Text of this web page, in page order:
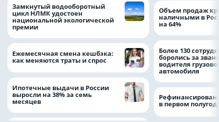
Замкнутый водооборотный
цикл НЛМК удостоен
национальной экологической
премии
Ежемесячная смена кешбэка:
как меняются траты и спрос
Ипотечные выдачи в России
выросли на 38% за семь
месяцев
Объем продаж
наличными в
на 64%
Более 130
боролись за
водителя
автомобиля
в первом